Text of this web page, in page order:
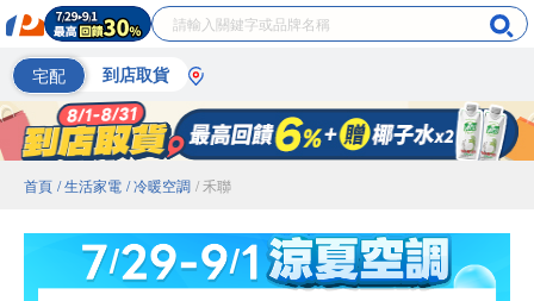
宅配 到店取貨
首頁 / 生活家電 / 冷暖空調 / 禾聯